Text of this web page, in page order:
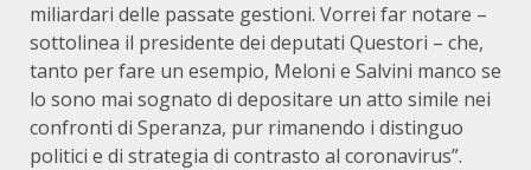
miliardari delle passate gestioni. Vorrei far notare –
sottolinea il presidente dei deputati Questori – che,
tanto per fare un esempio, Meloni e Salvini manco se
lo sono mai sognato di depositare un atto simile nei
confronti di Speranza, pur rimanendo i distinguo
politici e di strategia di contrasto al coronavirus”.